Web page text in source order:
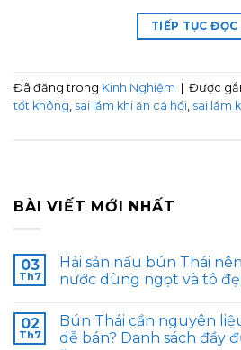
TIẾP TỤC ĐỌC
Đã đăng trong Kinh Nghiệm Được
tốt không sai lầm khi ăn cá hồi sai lầm
BÀI VIẾT MỚI NHẤT
03
Th7
Hải sản nấu bún Thái
nước dùng ngọt và tô
02
Th7
Bún Thái cần nguyên
dễ bán? Danh sách đầy